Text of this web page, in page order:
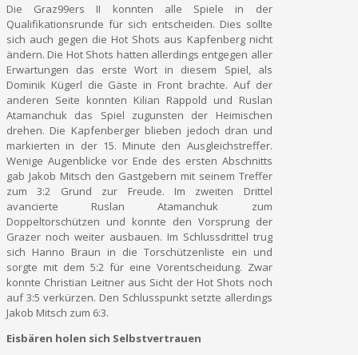
Die Graz99ers II konnten alle Spiele in der
Qualifikationsrunde für sich entscheiden. Dies sollte
sich auch gegen die Hot Shots aus Kapfenberg nicht
ändern. Die Hot Shots hatten allerdings entgegen aller
Erwartungen das erste Wort in diesem Spiel, als
Dominik Kügerl die Gäste in Front brachte. Auf der
anderen Seite konnten Kilian Rappold und Ruslan
Atamanchuk das Spiel zugunsten der Heimischen
drehen. Die Kapfenberger blieben jedoch dran und
markierten in der 15. Minute den Ausgleichstreffer.
Wenige Augenblicke vor Ende des ersten Abschnitts
gab Jakob Mitsch den Gastgebern mit seinem Treffer
zum 3:2 Grund zur Freude. Im zweiten Drittel
avancierte Ruslan Atamanchuk zum
Doppeltorschützen und konnte den Vorsprung der
Grazer noch weiter ausbauen. Im Schlussdrittel trug
sich Hanno Braun in die Torschützenliste ein und
sorgte mit dem 5:2 für eine Vorentscheidung. Zwar
konnte Christian Leitner aus Sicht der Hot Shots noch
auf 3:5 verkürzen. Den Schlusspunkt setzte allerdings
Jakob Mitsch zum 6:3.
Eisbären holen sich Selbstvertrauen